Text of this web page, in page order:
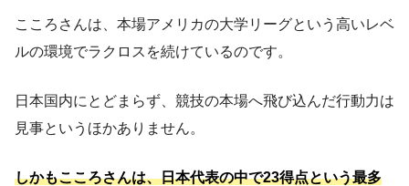
こころさんは、本場アメリカの大学リーグという高いレベ
ルの環境でラクロスを続けているのです。
日本国内にとどまらず、競技の本場へ飛び込んだ行動力は
見事というほかありません。
しかもこころさんは、日本代表の中で23得点という最多